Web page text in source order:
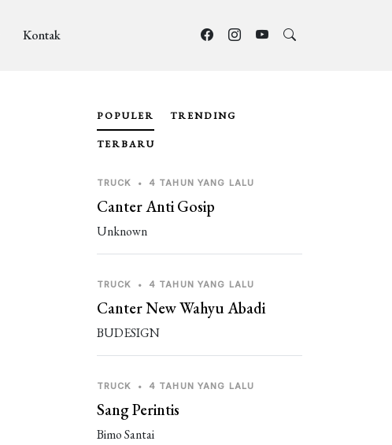
Kontak
POPULER TRENDING
TERBARU
TRUCK • 4 TAHUN YANG LALU
Canter Anti Gosip
Unknown
TRUCK • 4 TAHUN YANG LALU
Canter New Wahyu Abadi
BUDESIGN
TRUCK • 4 TAHUN YANG LALU
Sang Perintis
Bimo Santai